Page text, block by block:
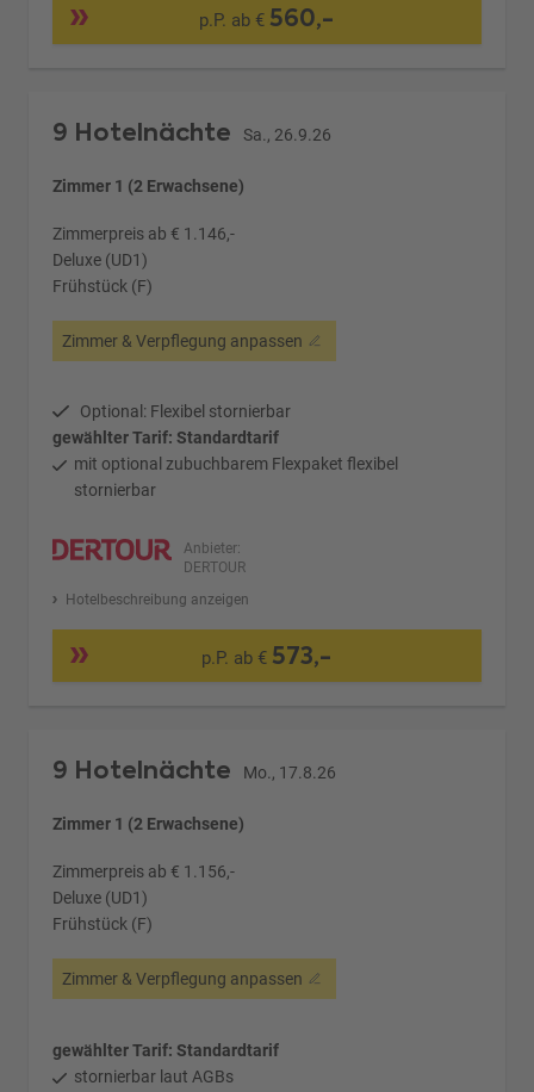
p.P. ab € 560,-
9 Hotelnächte Sa., 26.9.26
Zimmer 1 (2 Erwachsene)
Zimmerpreis ab € 1.146,-
Deluxe (UD1)
Frühstück (F)
Zimmer & Verpflegung anpassen
Optional: Flexibel stornierbar
gewählter Tarif: Standardtarif
mit optional zubuchbarem Flexpaket flexibel
stornierbar
Anbieter:
DERTOUR
Hotelbeschreibung anzeigen
p.P. ab € 573,-
9 Hotelnächte Mo., 17.8.26
Zimmer 1 (2 Erwachsene)
Zimmerpreis ab € 1.156,-
Deluxe (UD1)
Frühstück (F)
Zimmer & Verpflegung anpassen
gewählter Tarif: Standardtarif
stornierbar laut AGBs